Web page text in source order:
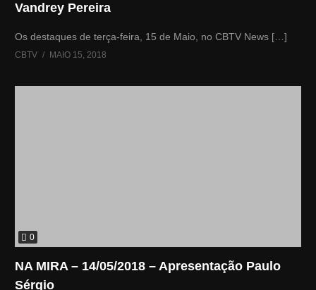
Vandrey Pereira
Os destaques de terça-feira, 15 de Maio, no CBTV News […]
CBTV MAIO 15, 2018
0
NA MIRA – 14/05/2018 – Apresentação Paulo
Sérgio